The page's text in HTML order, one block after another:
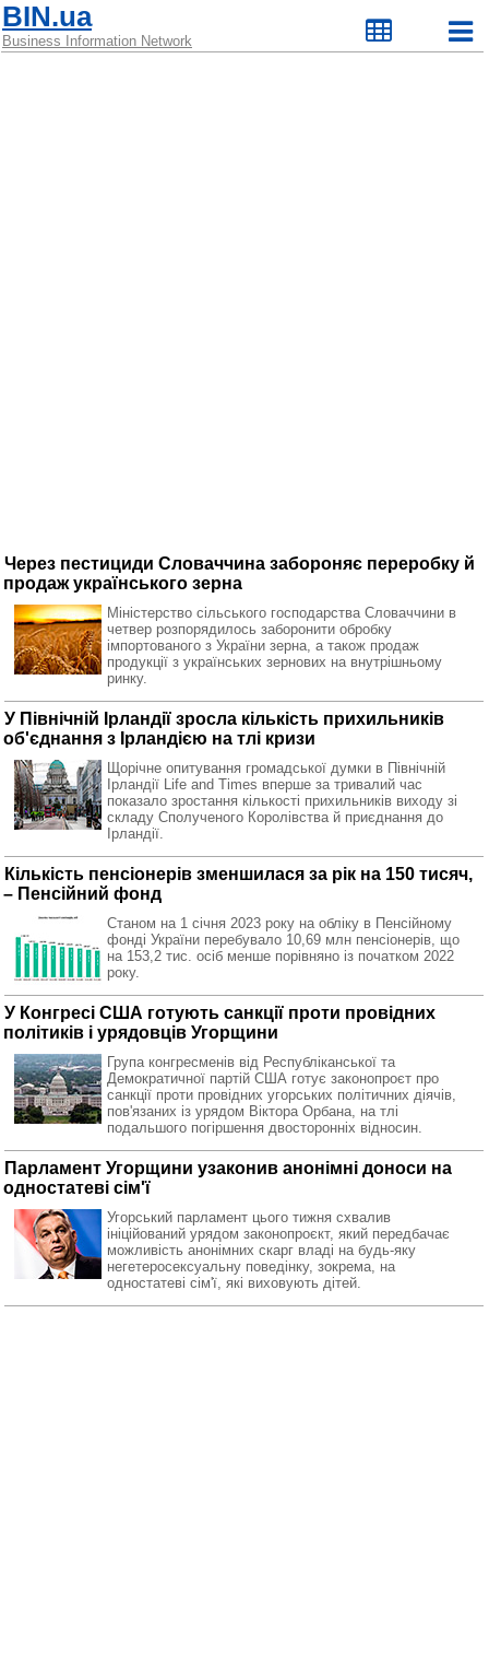
BIN.ua
Business Information Network
Через пестициди Словаччина забороняє переробку й
продаж українського зерна
Міністерство сільського господарства Словаччини в
четвер розпорядилось заборонити обробку
імпортованого з України зерна, а також продаж
продукції з українських зернових на внутрішньому
ринку.
У Північній Ірландії зросла кількість прихильників
об'єднання з Ірландією на тлі кризи
Щорічне опитування громадської думки в Північній
Ірландії Life and Times вперше за тривалий час
показало зростання кількості прихильників виходу зі
складу Сполученого Королівства й приєднання до
Ірландії.
Кількість пенсіонерів зменшилася за рік на 150 тисяч,
– Пенсійний фонд
Станом на 1 січня 2023 року на обліку в Пенсійному
фонді України перебувало 10,69 млн пенсіонерів, що
на 153,2 тис. осіб менше порівняно із початком 2022
року.
У Конгресі США готують санкції проти провідних
політиків і урядовців Угорщини
Група конгресменів від Республіканської та
Демократичної партій США готує законопроєт про
санкції проти провідних угорських політичних діячів,
пов'язаних із урядом Віктора Орбана, на тлі
подальшого погіршення двосторонніх відносин.
Парламент Угорщини узаконив анонімні доноси на
одностатеві сім'ї
Угорський парламент цього тижня схвалив
ініційований урядом законопроєкт, який передбачає
можливість анонімних скарг владі на будь-яку
негетеросексуальну поведінку, зокрема, на
одностатеві сім'ї, які виховують дітей.